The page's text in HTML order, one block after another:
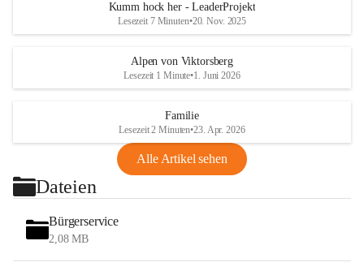
Kumm hock her - LeaderProjekt
Lesezeit 7 Minuten•20. Nov. 2025
Alpen von Viktorsberg
Lesezeit 1 Minute•1. Juni 2026
Familie
Lesezeit 2 Minuten•23. Apr. 2026
Alle Artikel sehen
Dateien
Bürgerservice
2,08 MB